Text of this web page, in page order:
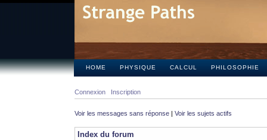
HOME PHYSIQUE CALCUL PHILOSOPHIE
Connexion Inscription
Voir les messages sans réponse | Voir les sujets actifs
Index du forum